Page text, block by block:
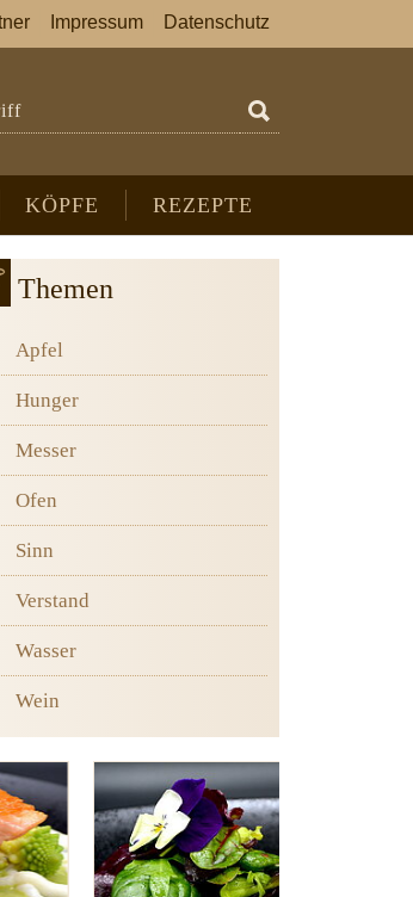
KÖPFE REZEPTE
Impressum Datenschutz
Themen
Apfel
Hunger
Messer
Ofen
Sinn
Verstand
Wasser
Wein